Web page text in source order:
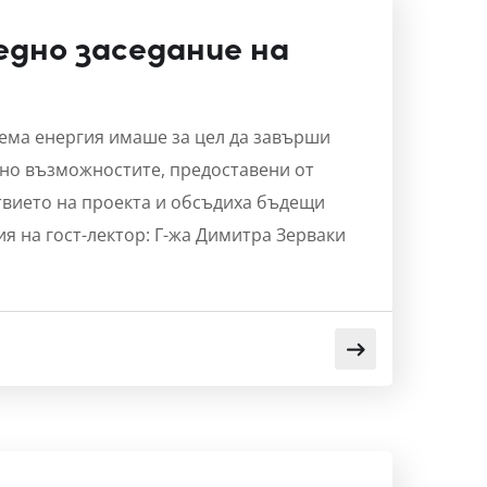
заседание на
енергия имаше за цел да завърши
възможностите, предоставени от
на проекта и обсъдиха бъдещи
на гост-лектор: Г-жа Димитра Зерваки